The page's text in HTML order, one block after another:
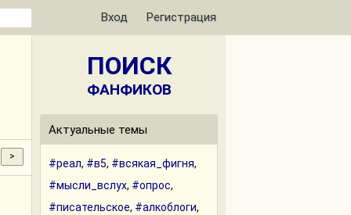
Вход Регистрация
ПОИСК
ФАНФИКОВ
Актуальные темы
#реал, #в5, #всякая_фигня,
#мысли_вслух, #опрос,
#писательское, #алкоблоги,